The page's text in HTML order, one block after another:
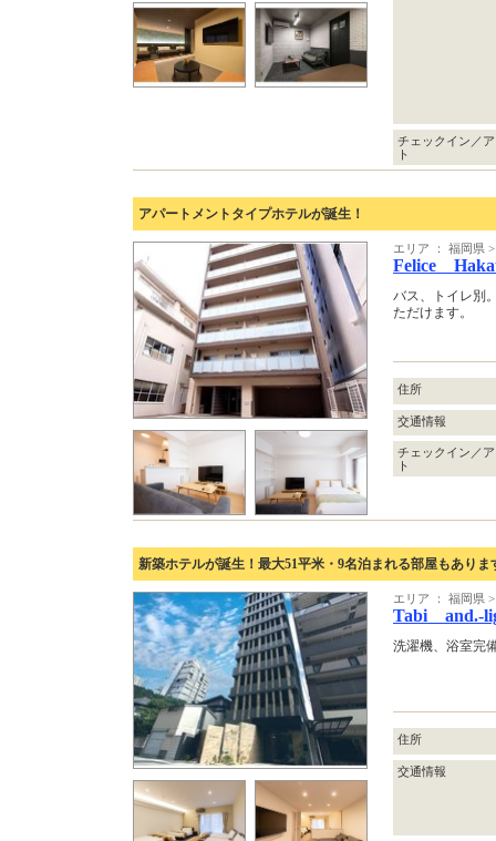
チェックイン／
ト
アパートメントタイプホテルが誕生！
エリア ： 福岡県
Felice
バス、トイレ別
ただけます。
住所
交通情報
チェックイン／
ト
新築ホテルが誕生！最大51平米・9名泊まれる部屋もありま
エリア ： 福岡県
Tabi and.-
洗濯機、浴室完
住所
交通情報